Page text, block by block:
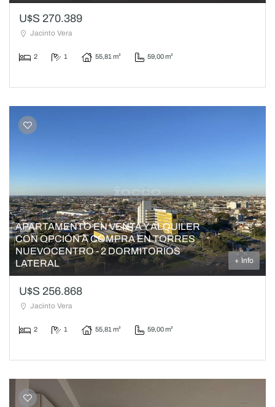
U$S 270.389
Jacinto Vera
2 1 55,81 m² 59,00 m²
APARTAMENTO EN VENTA Y ALQUILER
CON OPCIÓN A COMPRA EN TORRES
NUEVOCENTRO - 2 DORMITORIOS
LATERAL
+ Info
U$S 256.868
Jacinto Vera
2 1 55,81 m² 59,00 m²